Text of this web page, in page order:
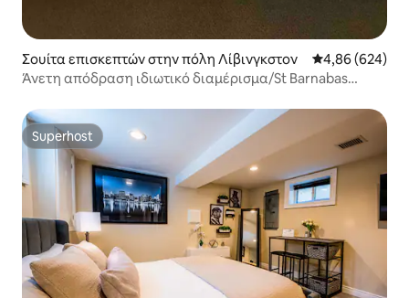
Σουίτα επισκεπτών στην πόλη Λίβινγκστον Μέση
4,86 (624)
Άνετη απόδραση ιδιωτικό διαμέρισμα/St Barnabas
Superhost
Superhost